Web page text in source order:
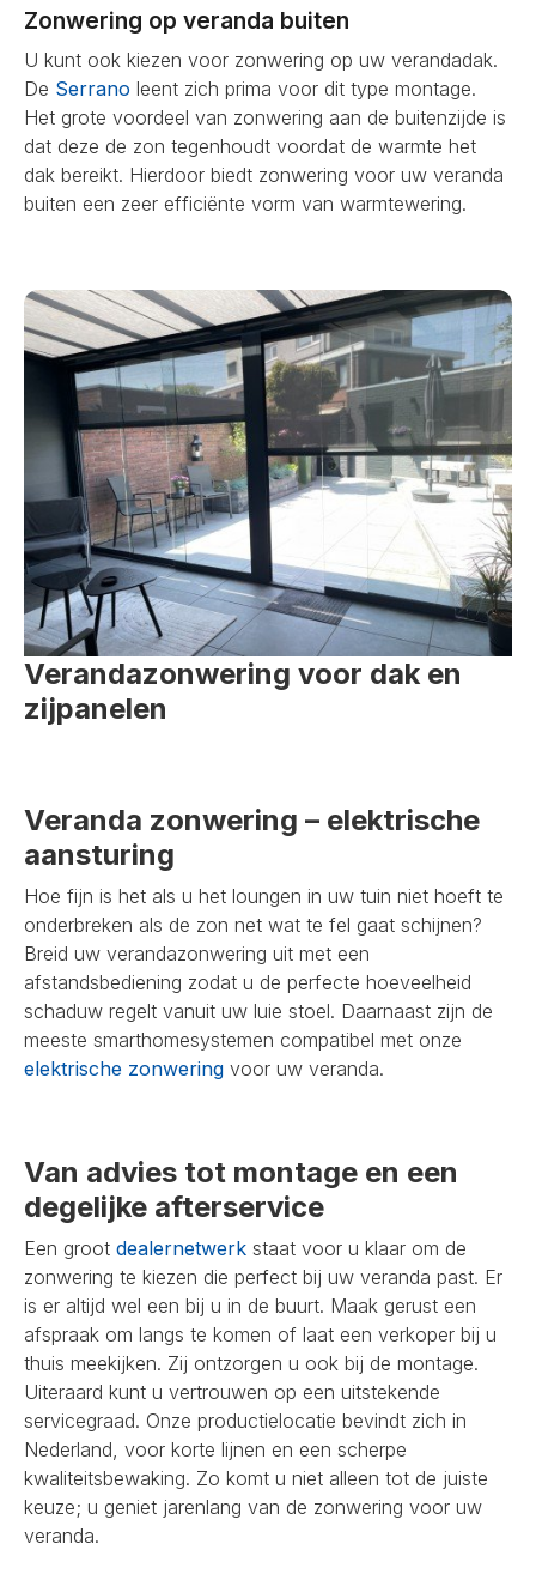
Zonwering op veranda buiten
U kunt ook kiezen voor zonwering op uw verandadak.
De Serrano leent zich prima voor dit type montage.
Het grote voordeel van zonwering aan de buitenzijde is
dat deze de zon tegenhoudt voordat de warmte het
dak bereikt. Hierdoor biedt zonwering voor uw veranda
buiten een zeer efficiënte vorm van warmtewering.
Verandazonwering voor dak en
zijpanelen
Veranda zonwering – elektrische
aansturing
Hoe fijn is het als u het loungen in uw tuin niet hoeft te
onderbreken als de zon net wat te fel gaat schijnen?
Breid uw verandazonwering uit met een
afstandsbediening zodat u de perfecte hoeveelheid
schaduw regelt vanuit uw luie stoel. Daarnaast zijn de
meeste smarthomesystemen compatibel met onze
elektrische zonwering voor uw veranda.
Van advies tot montage en een
degelijke afterservice
Een groot dealernetwerk staat voor u klaar om de
zonwering te kiezen die perfect bij uw veranda past. Er
is er altijd wel een bij u in de buurt. Maak gerust een
afspraak om langs te komen of laat een verkoper bij u
thuis meekijken. Zij ontzorgen u ook bij de montage.
Uiteraard kunt u vertrouwen op een uitstekende
servicegraad. Onze productielocatie bevindt zich in
Nederland, voor korte lijnen en een scherpe
kwaliteitsbewaking. Zo komt u niet alleen tot de juiste
keuze; u geniet jarenlang van de zonwering voor uw
veranda.